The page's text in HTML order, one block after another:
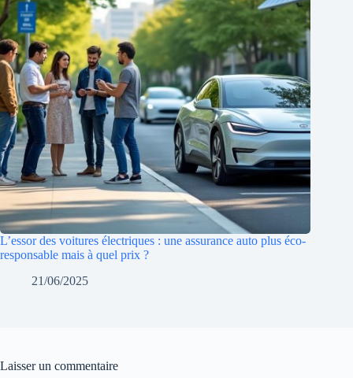
L’essor des voitures électriques : une assurance auto plus éco-
responsable mais à quel prix ?
21/06/2025
Laisser un commentaire